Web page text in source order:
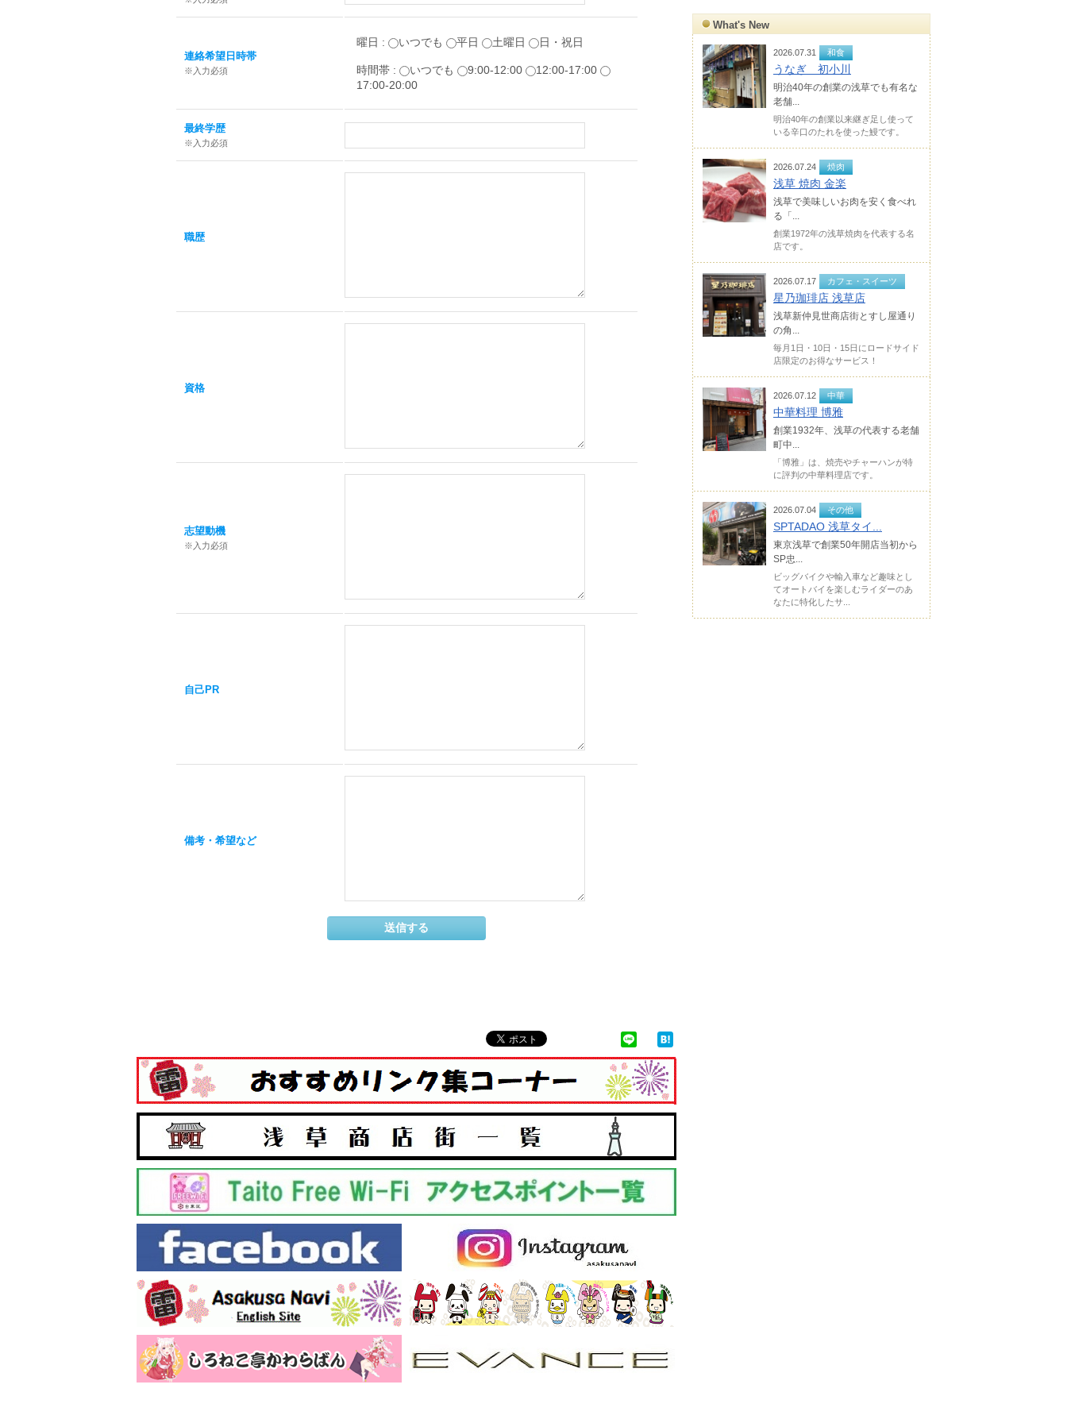
連絡希望日時帯
※入力必須
曜日 : いつでも 平日 土曜日 日・祝日
時間帯 : いつでも 9:00-12:00
12:00-17:00
17:00-20:00
最終学歴
※入力必須
職歴
資格
志望動機
※入力必須
自己PR
備考・希望など
What's New
2026.07.31 和食
うなぎ 初小川
明治40年の創業の浅草でも有名な
老舗...
明治40年の創業以来継ぎ足し使って
いる辛口のたれを使った鰻です。
2026.07.24 焼肉
浅草 焼肉 金楽
浅草で美味しいお肉を安く食べれ
る「...
創業1972年の浅草焼肉を代表する名
店です。
2026.07.17 カフェ・スイーツ
星乃珈琲店 浅草店
浅草新仲見世商店街とすし屋通り
の角...
毎月1日・10日・15日にロードサイド
店限定のお得なサービス！
2026.07.12 中華
中華料理 博雅
創業1932年、浅草の代表する老舗
町中...
「博雅」は、焼売やチャーハンが特
に評判の中華料理店です。
2026.07.04 その他
SPTADAO 浅草タイ...
東京浅草で創業50年開店当初から
SP忠...
ビッグバイクや輸入車など趣味とし
てオートバイを楽しむライダーのあ
なたに特化したサ...